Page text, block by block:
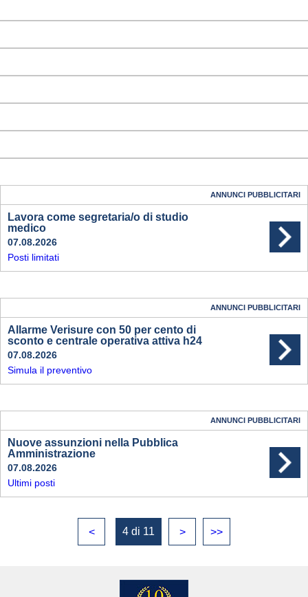
ANNUNCI PUBBLICITARI
Lavora come segretaria/o di studio
medico
07.08.2026
Posti limitati
ANNUNCI PUBBLICITARI
Allarme Verisure con 50 per cento di
sconto e centrale operativa attiva h24
07.08.2026
Simula il preventivo
ANNUNCI PUBBLICITARI
Nuove assunzioni nella Pubblica
Amministrazione
07.08.2026
Ultimi posti
< 4 di 11 > >>